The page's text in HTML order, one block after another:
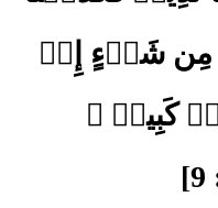
مِن شَيۡءٍ إِنۡ
كَبِيرٖ ﴾